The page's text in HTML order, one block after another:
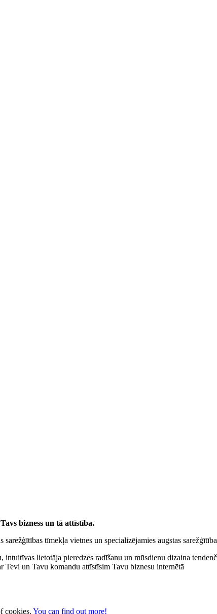
bizness un tā attīstība.
tīmekļa vietnes un specializējamies augstas
lietotāja pieredzes radīšanu un mūsdienu dizaina
Tevi un Tavu komandu attīstīsim Tavu biznesu internētā
cookies. You can find out more!